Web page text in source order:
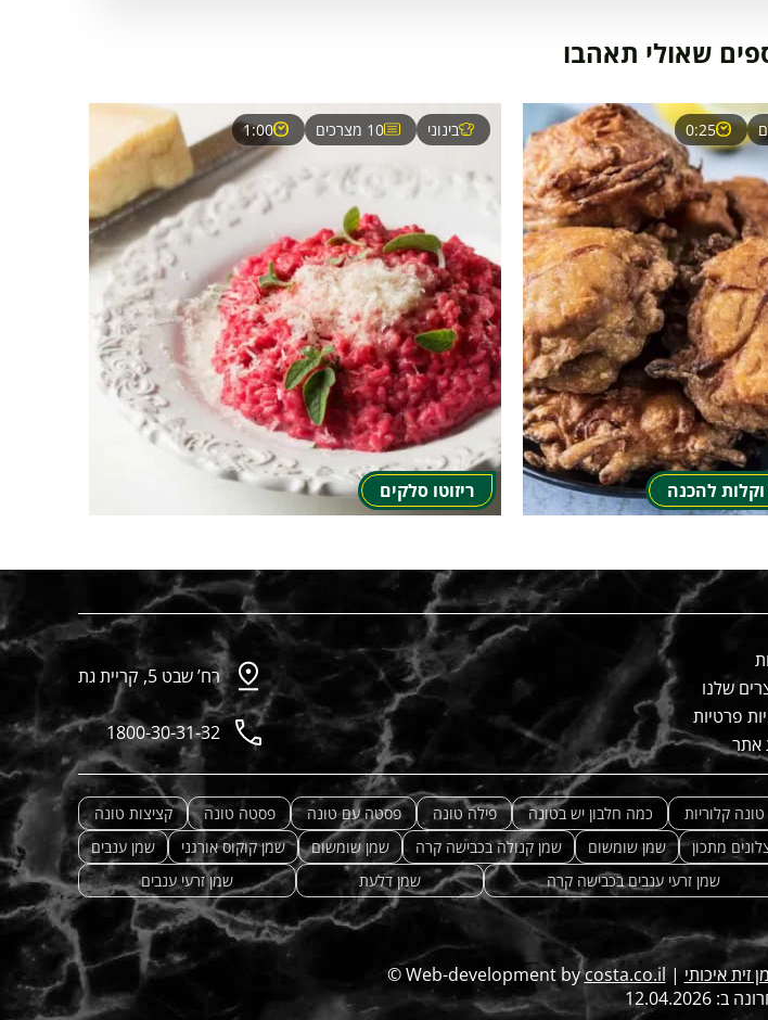
שאולי תאהבו
להכנה
0:25
ריזוטו סלקים
בינוני 10 מצרכים 1:00
שלנו
פרטיות
אתר
רח’ שבט 5, קריית גת
1800-30-31-32
טונה קלוריות כמה חלבון יש בטונה פילה טונה פסטה עם טונה פסטה טונה
קציצות טונה
מתכון שמן שומשום שמן קנולה בכבישה קרה שמן שומשום שמן קוקוס אורגני
שמן ענבים
שמן זרעי ענבים בכבישה קרה שמן דלעת שמן זרעי ענבים
זית איכותי | Web-development by
costa.co.il
©
12.04.2026